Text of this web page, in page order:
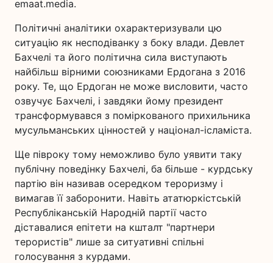
emaat.media.
Політичні аналітики охарактеризували цю
ситуацію як несподіванку з боку влади. Девлет
Бахчелі та його політична сила виступають
найбільш вірними союзниками Ердогана з 2016
року. Те, що Ердоган не може висловити, часто
озвучує Бахчелі, і завдяки йому президент
трансформувався з поміркованого прихильника
мусульманських цінностей у націонал-ісламіста.
Ще півроку тому неможливо було уявити таку
публічну поведінку Бахчелі, ба більше - курдську
партію він називав осередком тероризму і
вимагав її заборонити. Навіть ататюркістській
Республіканській Народній партії часто
діставалися епітети на кшталт "партнери
терористів" лише за ситуативні спільні
голосування з курдами.